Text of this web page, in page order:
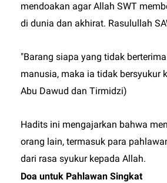
mendoakan agar Allah SWT
di dunia dan akhirat. Rasulullah
"Barang siapa yang tidak
manusia, maka ia tidak bersyukur
Abu Dawud dan Tirmidzi)
Hadits ini mengajarkan bahwa
orang lain, termasuk para
dari rasa syukur kepada Allah.
Doa untuk Pahlawan Singkat